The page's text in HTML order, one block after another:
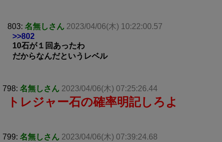
803: 名無しさん 2023/04/06(木) 10:22:00.57
>>802
10石が１回あったわ
だからなんだというレベル
798: 名無しさん 2023/04/06(木) 07:25:26.44
トレジャー石の確率明記しろよ
799: 名無しさん 2023/04/06(木) 07:39:24.68